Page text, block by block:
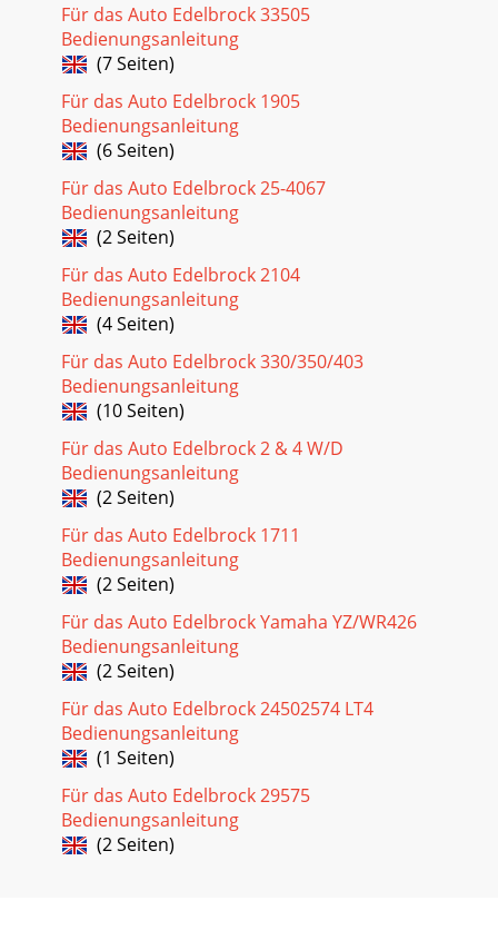
Für das Auto Edelbrock 33505
Bedienungsanleitung
(7 Seiten)
Für das Auto Edelbrock 1905
Bedienungsanleitung
(6 Seiten)
Für das Auto Edelbrock 25-4067
Bedienungsanleitung
(2 Seiten)
Für das Auto Edelbrock 2104
Bedienungsanleitung
(4 Seiten)
Für das Auto Edelbrock 330/350/403
Bedienungsanleitung
(10 Seiten)
Für das Auto Edelbrock 2 & 4 W/D
Bedienungsanleitung
(2 Seiten)
Für das Auto Edelbrock 1711
Bedienungsanleitung
(2 Seiten)
Für das Auto Edelbrock Yamaha YZ/WR426
Bedienungsanleitung
(2 Seiten)
Für das Auto Edelbrock 24502574 LT4
Bedienungsanleitung
(1 Seiten)
Für das Auto Edelbrock 29575
Bedienungsanleitung
(2 Seiten)